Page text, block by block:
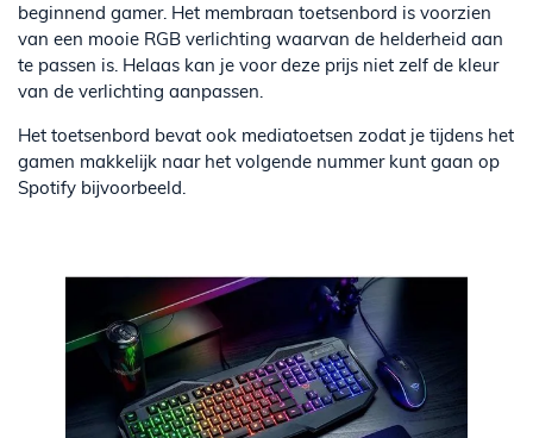
beginnend gamer. Het membraan toetsenbord is voorzien
van een mooie RGB verlichting waarvan de helderheid aan
te passen is. Helaas kan je voor deze prijs niet zelf de kleur
van de verlichting aanpassen.
Het toetsenbord bevat ook mediatoetsen zodat je tijdens het
gamen makkelijk naar het volgende nummer kunt gaan op
Spotify bijvoorbeeld.